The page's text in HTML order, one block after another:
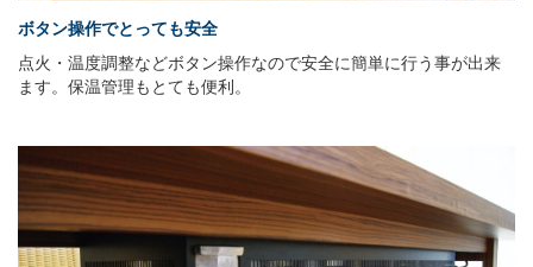
ボタン操作でとっても安全
点火・温度調整などボタン操作なので安全に簡単に行う事が出来
ます。保温管理もとても便利。